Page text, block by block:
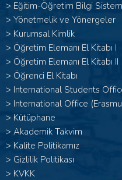
> Eğitim-Öğretim Bilgi
> Yönetmelik ve Yönergeler
> Kurumsal Kimlik
> Öğretim Elemanı El Kitabı I
> Öğretim Elemanı El Kitabı II
> Öğrenci El Kitabı
> International Students
> International Office
> Kütüphane
> Akademik Takvim
> Kalite Politikamız
> Gizlilik Politikası
> KVKK